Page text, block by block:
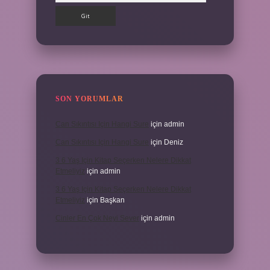
SON YORUMLAR
için admin
için Deniz
için admin
için Başkan
Cinler En Çok Neyi Sever için admin